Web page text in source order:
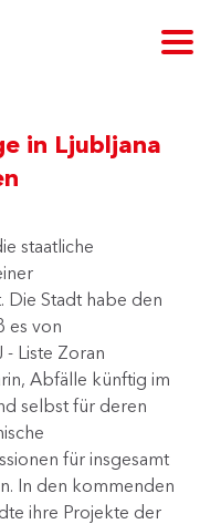
in Ljubljana
staatliche
Die Stadt habe den
es von
- Liste Zoran
Abfälle künftig im
selbst für deren
für insgesamt
In den kommenden
ihre Projekte der